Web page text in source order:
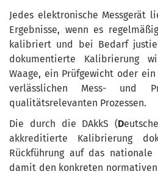
Jedes elektronische Messgerät
Ergebnisse, wenn es
kalibriert und bei Bedarf
dokumentierte Kalibrierung
Waage, ein Prüfgewicht oder
verlässlichen Mess- und
qualitätsrelevanten Prozessen.
Die durch die DAkkS (D
akkreditierte Kalibrierung
Rückführung auf das
damit den konkreten normativen